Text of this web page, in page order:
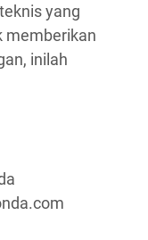
yang
memberikan
inilah